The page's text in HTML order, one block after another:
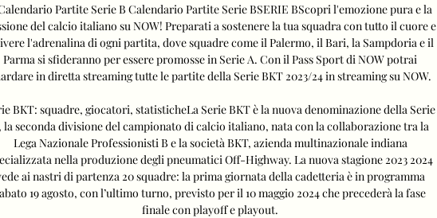
Partite Serie B Calendario Partite Serie BSERIE BScopri l'emozione pura e la
del calcio italiano su NOW! Preparati a sostenere la tua squadra con tutto il cuore e
l'adrenalina di ogni partita, dove squadre come il Palermo, il Bari, la Sampdoria e il
Parma si sfideranno per essere promosse in Serie A. Con il Pass Sport di NOW potrai
in diretta streaming tutte le partite della Serie BKT 2023/24 in streaming su NOW.
BKT: squadre, giocatori, statisticheLa Serie BKT è la nuova denominazione della Serie
la seconda divisione del campionato di calcio italiano, nata con la collaborazione tra la
Lega Nazionale Professionisti B e la società BKT, azienda multinazionale indiana
nella produzione degli pneumatici Off-Highway. La nuova stagione 2023 2024
ai nastri di partenza 20 squadre: la prima giornata della cadetteria è in programma
19 agosto, con l’ultimo turno, previsto per il 10 maggio 2024 che precederà la fase
finale con playoff e playout.